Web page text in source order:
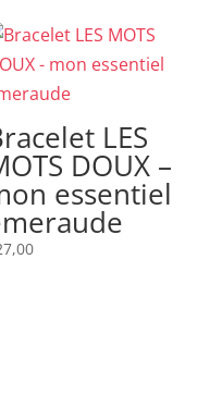
LES
DOUX –
essentiel